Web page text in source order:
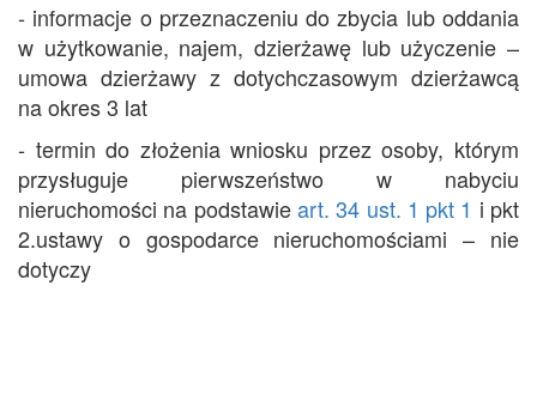
- informacje o przeznaczeniu do zbycia lub oddania
w użytkowanie, najem, dzierżawę lub użyczenie –
umowa dzierżawy z dotychczasowym dzierżawcą
na okres 3 lat
- termin do złożenia wniosku przez osoby, którym
przysługuje pierwszeństwo w nabyciu
nieruchomości na podstawieart. 34 ust. 1 pkt 1 i pkt
2.ustawy o gospodarce nieruchomościami – nie
dotyczy